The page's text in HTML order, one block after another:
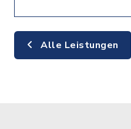
Alle Leistungen